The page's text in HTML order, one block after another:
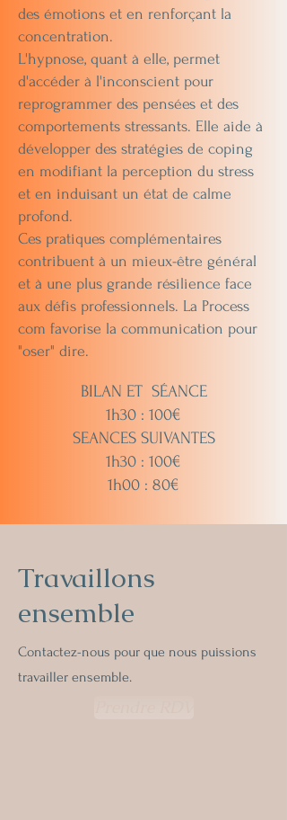
des émotions et en renforçant la
concentration.
L'hypnose, quant à elle, permet
d'accéder à l'inconscient pour
reprogrammer des pensées et des
comportements stressants. Elle aide à
développer des stratégies de coping
en modifiant la perception du stress
et en induisant un état de calme
profond.
Ces pratiques complémentaires
contribuent à un mieux-être général
et à une plus grande résilience face
aux défis professionnels. La Process
com favorise la communication pour
"oser" dire.
BILAN ET SÉANCE
1h30 : 100€
SEANCES SUIVANTES
1h30 : 100€
1h00 : 80€
Travaillons
ensemble
Contactez-nous pour que nous puissions
travailler ensemble.